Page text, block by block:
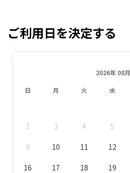
ご利用日を決定する
2026年 08月
日 月 火 水
2 3 4 5
9 10 11 12
16 17 18 19